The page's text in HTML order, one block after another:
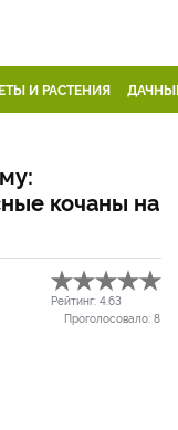
И РАСТЕНИЯ
кочаны на
Рейтинг: 4.63
Проголосовало: 8